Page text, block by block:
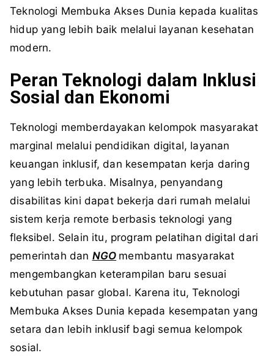
Teknologi Membuka Akses Dunia kepada kualitas
hidup yang lebih baik melalui layanan kesehatan
modern.
Peran Teknologi dalam Inklusi
Sosial dan Ekonomi
Teknologi memberdayakan kelompok masyarakat
marginal melalui pendidikan digital, layanan
keuangan inklusif, dan kesempatan kerja daring
yang lebih terbuka. Misalnya, penyandang
disabilitas kini dapat bekerja dari rumah melalui
sistem kerja remote berbasis teknologi yang
fleksibel. Selain itu, program pelatihan digital dari
pemerintah dan NGO membantu masyarakat
mengembangkan keterampilan baru sesuai
kebutuhan pasar global. Karena itu, Teknologi
Membuka Akses Dunia kepada kesempatan yang
setara dan lebih inklusif bagi semua kelompok
sosial.